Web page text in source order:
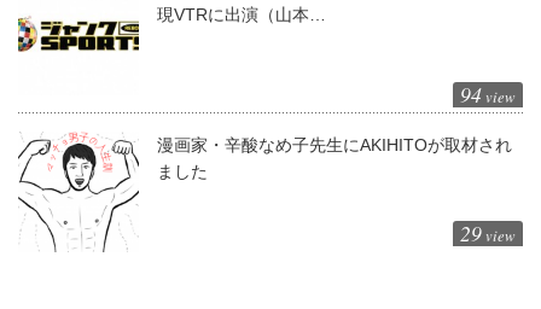
現VTRに出演（山本…
94 view
漫画家・辛酸なめ子先生にAKIHITOが取材され
ました
29 view